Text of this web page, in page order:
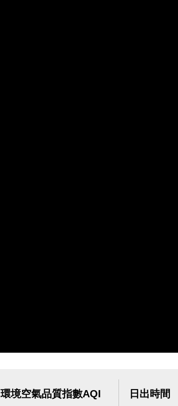
環境空氣品質指數AQI 日出時間